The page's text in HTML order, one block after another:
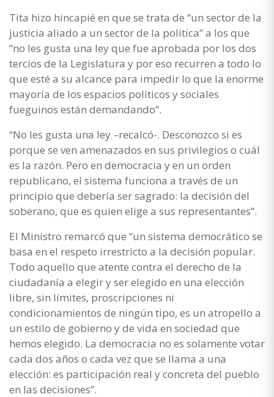
Tita hizo hincapié en que se trata de “un sector de la
justicia aliado a un sector de la política” a los que
“no les gusta una ley que fue aprobada por los dos
tercios de la Legislatura y por eso recurren a todo lo
que esté a su alcance para impedir lo que la enorme
mayoría de los espacios políticos y sociales
fueguinos están demandando”.
“No les gusta una ley –recalcó-. Desconozco si es
porque se ven amenazados en sus privilegios o cuál
es la razón. Pero en democracia y en un orden
republicano, el sistema funciona a través de un
principio que debería ser sagrado: la decisión del
soberano, que es quien elige a sus representantes”.
El Ministro remarcó que “un sistema democrático se
basa en el respeto irrestricto a la decisión popular.
Todo aquello que atente contra el derecho de la
ciudadanía a elegir y ser elegido en una elección
libre, sin límites, proscripciones ni
condicionamientos de ningún tipo, es un atropello a
un estilo de gobierno y de vida en sociedad que
hemos elegido. La democracia no es solamente votar
cada dos años o cada vez que se llama a una
elección: es participación real y concreta del pueblo
en las decisiones”.